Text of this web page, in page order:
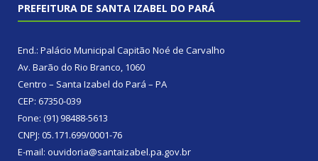
PREFEITURA DE SANTA IZABEL DO PARÁ
End.: Palácio Municipal Capitão Noé de Carvalho
Av. Barão do Rio Branco, 1060
Centro – Santa Izabel do Pará – PA
CEP: 67350-039
Fone: (91) 98488-5613
CNPJ: 05.171.699/0001-76
E-mail: ouvidoria@santaizabel.pa.gov.br